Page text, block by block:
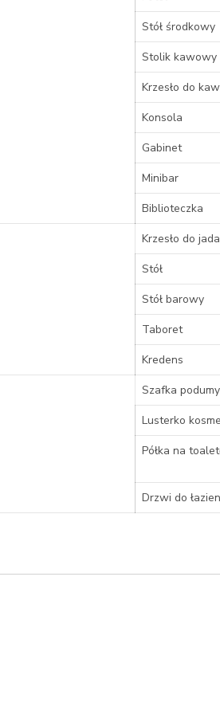
Stół środkowy
Stolik kawowy
Krzesło do
Konsola
Gabinet
Minibar
Biblioteczka
Krzesło do
Stół
Stół barowy
Taboret
Kredens
Szafka
Lusterko
Półka na
Drzwi do